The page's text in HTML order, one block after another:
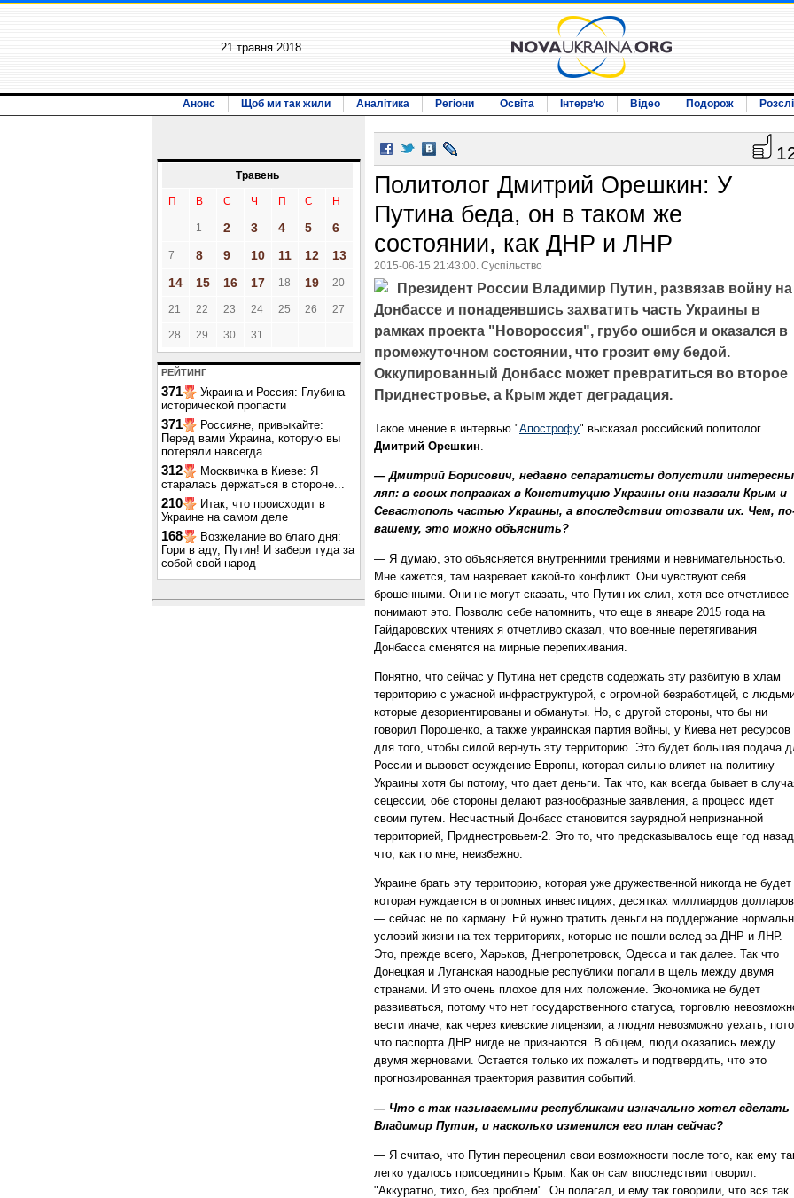
21 травня 2018
Анонс Щоб ми так жили Аналітика Регіони Освіта Інтерв‘ю Відео Подорож
Травень
П В С Ч П С Н
1 2 3 4 5 6
7 8 9 10 11 12
13
14
15 16 17 18 19 20
21 22 23 24 25 26 27
28 29 30 31
РЕЙТИНГ
371
Украина и Россия: Глубина
исторической пропасти
371
Россияне, привыкайте:
Перед вами Украина, которую вы
потеряли навсегда
312
Москвичка в Киеве: Я
старалась держаться в стороне...
210
Итак, что происходит в
Украине на самом деле
168
Возжелание во благо дня:
Гори в аду, Путин! И забери туда за
собой свой народ
Политолог Дмитрий Орешкин: У
Путина беда, он в таком же
состоянии, как ДНР и ЛНР
2015-06-15 21:43:00. Суспільство
Президент России Владимир Путин, развязав войну на
Донбассе и понадеявшись захватить часть Украины в
рамках проекта "Новороссия", грубо ошибся и оказался в
промежуточном состоянии, что грозит ему бедой.
Оккупированный Донбасс может превратиться во второе
Приднестровье, а Крым ждет деградация.
Такое мнение в интервью "Апострофу" высказал российский политолог
Дмитрий Орешкин.
— Дмитрий Борисович, недавно сепаратисты допустили
ляп: в своих поправках в Конституцию Украины они назвали Крым и
Севастополь частью Украины, а впоследствии отозвали их. Чем,
вашему, это можно объяснить?
— Я думаю, это объясняется внутренними трениями и невнимательностью.
Мне кажется, там назревает какой-то конфликт. Они чувствуют себя
брошенными. Они не могут сказать, что Путин их слил, хотя все отчетливее
понимают это. Позволю себе напомнить, что еще в январе 2015 года на
Гайдаровских чтениях я отчетливо сказал, что военные перетягивания
Донбасса сменятся на мирные перепихивания.
Понятно, что сейчас у Путина нет средств содержать эту разбитую в хлам
территорию с ужасной инфраструктурой, с огромной безработицей, с
которые дезориентированы и обмануты. Но, с другой стороны, что бы ни
говорил Порошенко, а также украинская партия войны, у Киева нет ресурсов
для того, чтобы силой вернуть эту территорию. Это будет большая подача
России и вызовет осуждение Европы, которая сильно влияет на политику
Украины хотя бы потому, что дает деньги. Так что, как всегда бывает в
сецессии, обе стороны делают разнообразные заявления, а процесс идет
своим путем. Несчастный Донбасс становится заурядной непризнанной
территорией, Приднестровьем-2. Это то, что предсказывалось еще год
что, как по мне, неизбежно.
Украине брать эту территорию, которая уже дружественной никогда не будет
которая нуждается в огромных инвестициях, десятках миллиардов
— сейчас не по карману. Ей нужно тратить деньги на поддержание
условий жизни на тех территориях, которые не пошли вслед за ДНР и ЛНР.
Это, прежде всего, Харьков, Днепропетровск, Одесса и так далее. Так что
Донецкая и Луганская народные республики попали в щель между двумя
странами. И это очень плохое для них положение. Экономика не будет
развиваться, потому что нет государственного статуса, торговлю
вести иначе, как через киевские лицензии, а людям невозможно уехать,
что паспорта ДНР нигде не признаются. В общем, люди оказались между
двумя жерновами. Остается только их пожалеть и подтвердить, что это
прогнозированная траектория развития событий.
— Что с так называемыми республиками изначально хотел сделать
Владимир Путин, и насколько изменился его план сейчас?
— Я считаю, что Путин переоценил свои возможности после того, как ему
легко удалось присоединить Крым. Как он сам впоследствии говорил:
"Аккуратно, тихо, без проблем". Он полагал, и ему так говорили, что вся так